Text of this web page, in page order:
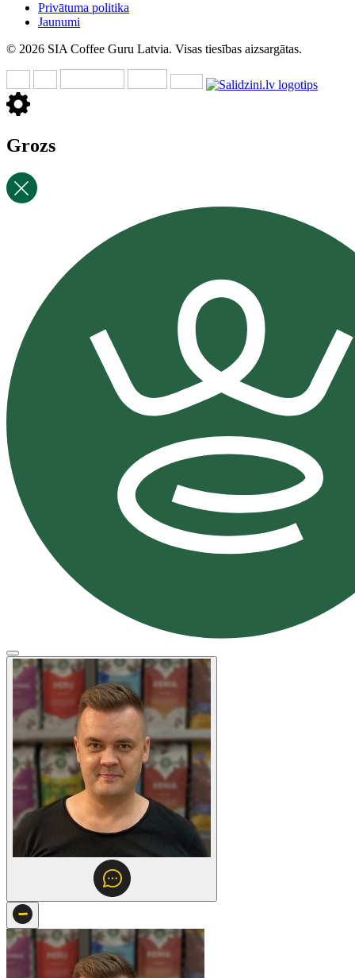
Privātuma politika
Jaunumi
© 2026 SIA Coffee Guru Latvia. Visas tiesības aizsargātas.
Grozs